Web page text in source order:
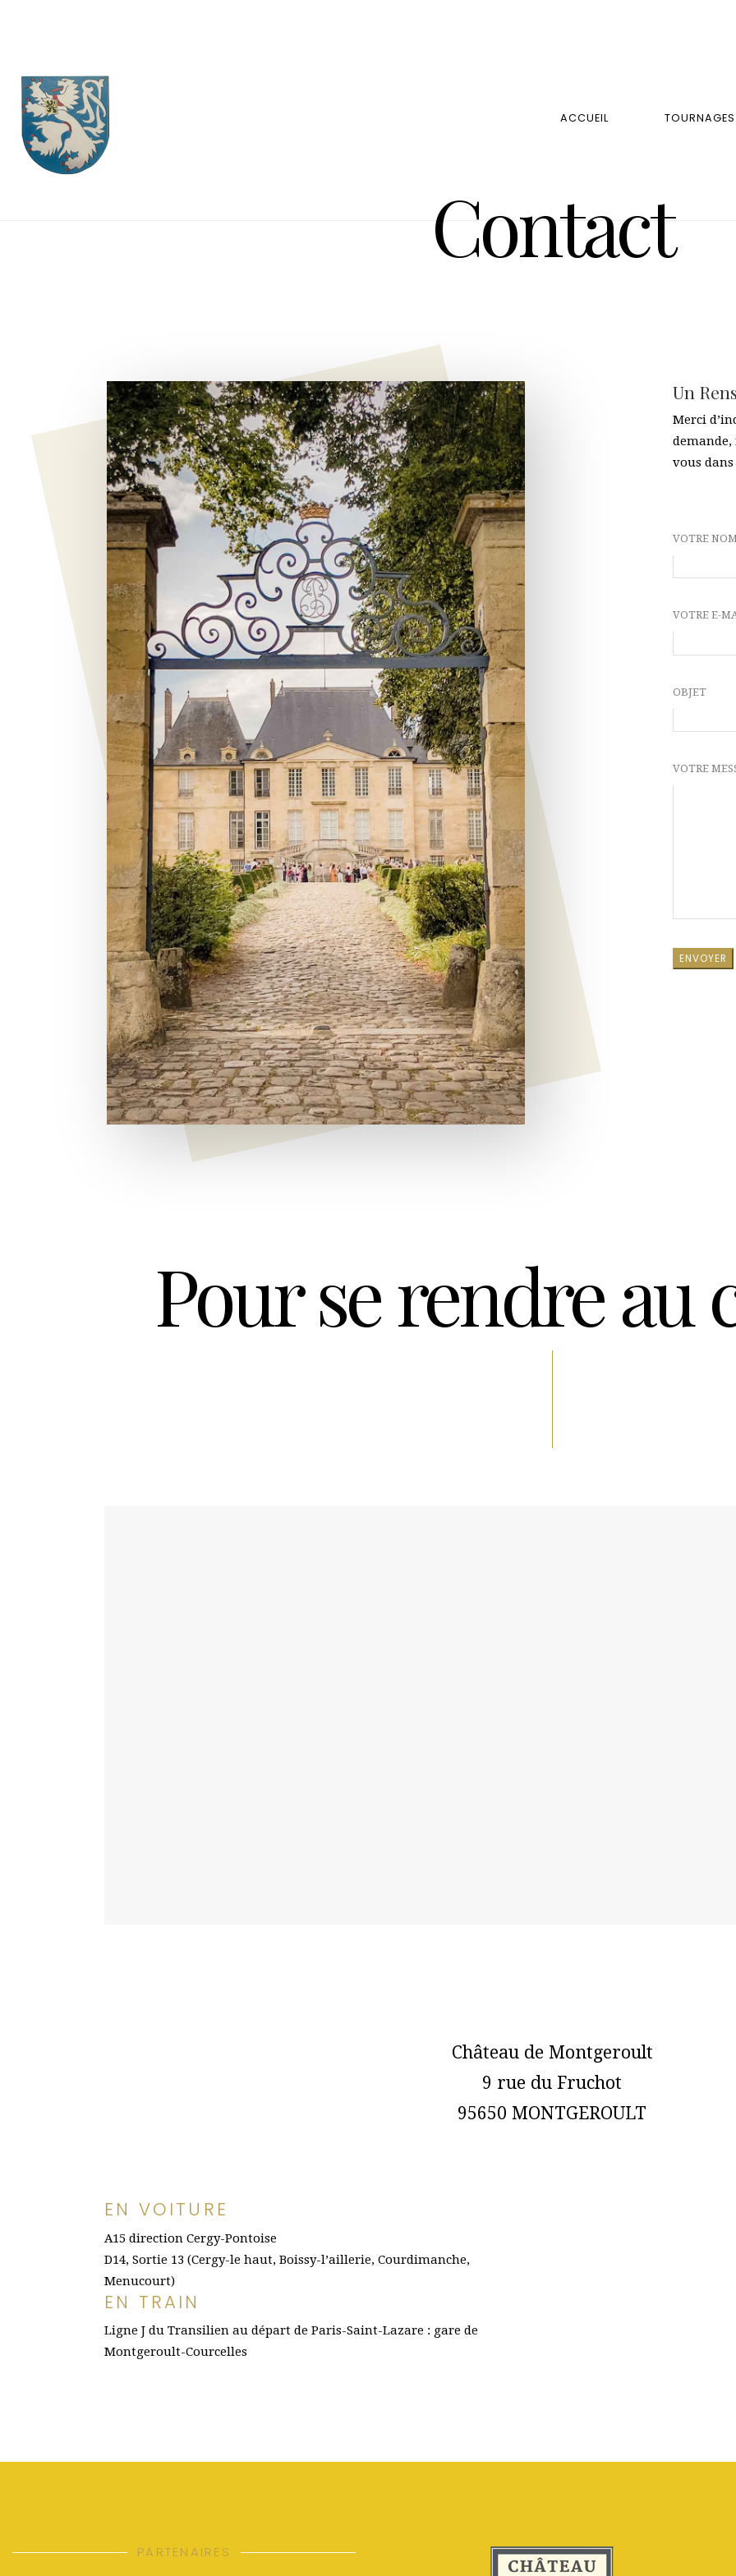
ACCUEIL TOURNAGES
Contact
Un
Merci
vous
VOTRE
VOTRE E-
OBJET
VOTRE
Pour se rendre au
Château de Montgeroult
9 rue du Fruchot
95650 MONTGEROULT
EN VOITURE
A15 direction Cergy-Pontoise
D14, Sortie 13 (Cergy-le haut, Boissy-l’aillerie, Courdimanche,
Menucourt)
EN TRAIN
Ligne J du Transilien au départ de Paris-Saint-Lazare : gare de
Montgeroult-Courcelles
PARTENAIRES